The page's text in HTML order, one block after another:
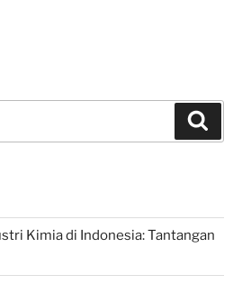
Kimia di Indonesia: Tantangan